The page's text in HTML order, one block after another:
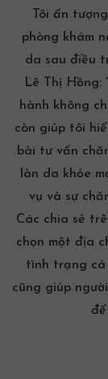
Tôi ấn
phòng khám
da sau điều
Lê Thị Hồng:
hành không
còn giúp tôi
bài tư vấn
làn da khỏe
vụ và sự
Các chia sẻ
chọn một địa
tình trạng cá
cũng giúp